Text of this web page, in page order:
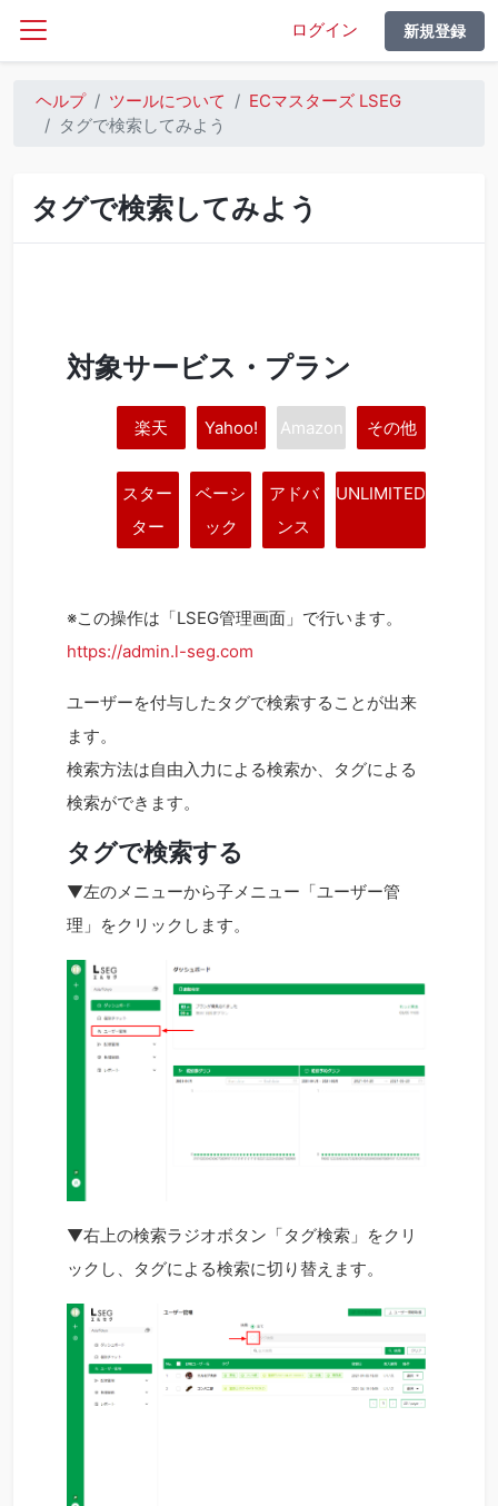
ログイン 新規登録
ヘルプ ツールについて
ECマスターズ LSEG
タグで検索してみよう
タグで検索してみよう
対象サービス・プラン
楽天 Yahoo! Amazon その他
スター
ター
ベーシ
ック
アドバ
ンス
UNLIMITED
※この操作は「LSEG管理画面」で行います。
https://admin.l-seg.com
ユーザーを付与したタグで検索することが出来
ます。
検索方法は自由入力による検索か、タグによる
検索ができます。
タグで検索する
▼左のメニューから子メニュー「ユーザー管
理」をクリックします。
▼右上の検索ラジオボタン「タグ検索」をクリ
ックし、タグによる検索に切り替えます。